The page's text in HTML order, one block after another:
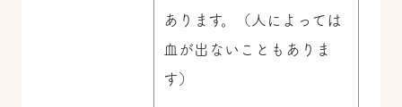
あります。（人によっては
血が出ないこともありま
す）